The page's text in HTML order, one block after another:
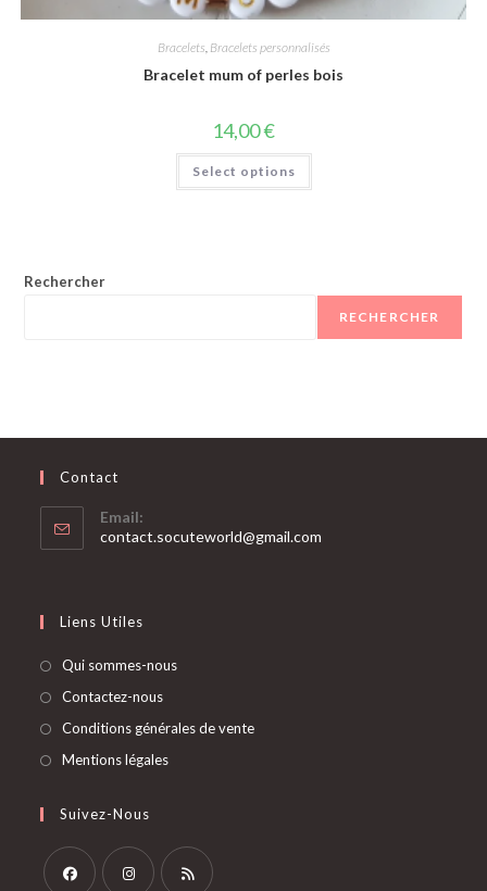
Bracelets, Bracelets personnalisés
Bracelet mum of perles bois
14,00€
Select options
Rechercher
RECHERCHER
Contact
Email:
contact.socuteworld@gmail.com
Liens Utiles
Qui sommes-nous
Contactez-nous
Conditions générales de vente
Mentions légales
Suivez-Nous